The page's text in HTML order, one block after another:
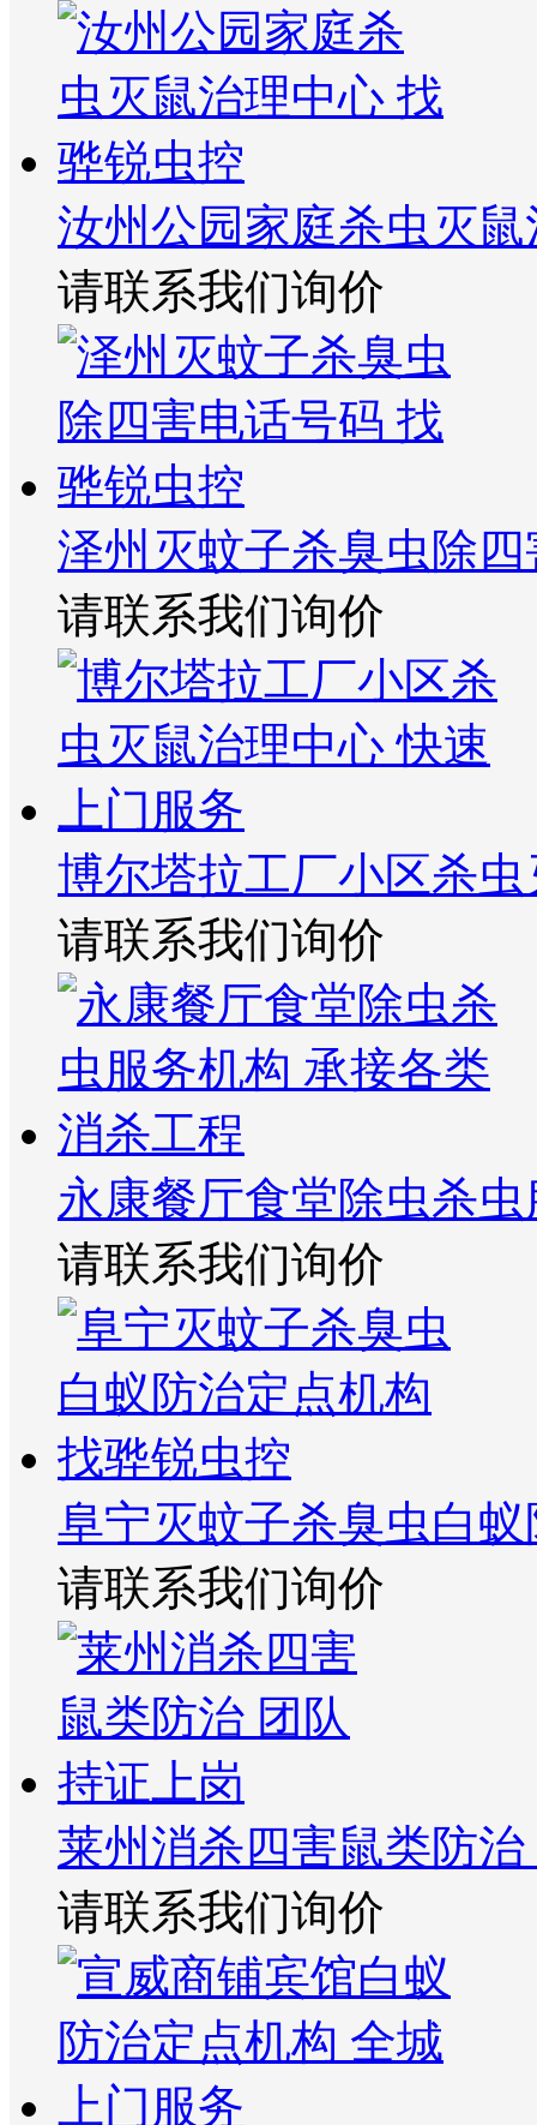
汝州公园家庭杀虫灭
请联系我们询价
泽州灭蚊子杀臭虫除
请联系我们询价
博尔塔拉工厂小区杀
请联系我们询价
永康餐厅食堂除虫杀
请联系我们询价
阜宁灭蚊子杀臭虫白
请联系我们询价
莱州消杀四害鼠类防
请联系我们询价